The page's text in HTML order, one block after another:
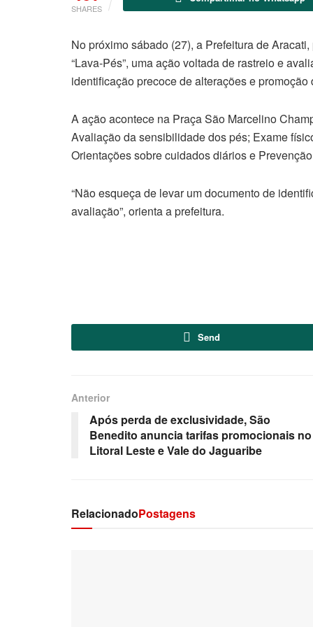
SHARES
No próximo sábado (27), a Prefeitura de
“Lava-Pés”, uma ação voltada de rastreio e
identificação precoce de alterações e promoção
A ação acontece na Praça São Marcelino
Avaliação da sensibilidade dos pés; Exame
Orientações sobre cuidados diários e
“Não esqueça de levar um documento de
avaliação”, orienta a prefeitura.
Send
Anterior
Após perda de exclusividade, São
Benedito anuncia tarifas promocionais no
Litoral Leste e Vale do Jaguaribe
RelacionadoPostagens